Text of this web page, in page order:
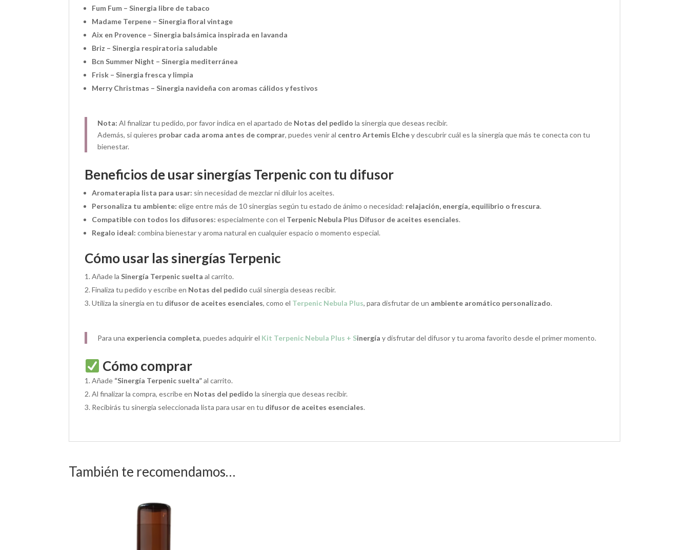
Fum Fum – Sinergia libre de tabaco
Madame Terpene – Sinergia floral vintage
Aix en Provence – Sinergia balsámica inspirada en lavanda
Briz – Sinergia respiratoria saludable
Bcn Summer Night – Sinergia mediterránea
Frisk – Sinergia fresca y limpia
Merry Christmas – Sinergia navideña con aromas cálidos y festivos
Nota: Al finalizar tu pedido, por favor indica en el apartado de Notas del pedido la sinergia que deseas recibir.
Además, si quieres probar cada aroma antes de comprar, puedes venir al centro Artemis Elchey descubrir cuál es la sinergía que más te conecta con tu
bienestar.
Beneficios de usar sinergías Terpenic con tu difusor
Aromaterapia lista para usar: sin necesidad de mezclar ni diluir los aceites.
Personaliza tu ambiente: elige entre más de 10 sinergías según tu estado de ánimo o necesidad: relajación, energía, equilibrio o frescura.
Compatible con todos los difusores: especialmente con el Terpenic Nebula Plus Difusor de aceites esenciales.
Regalo ideal: combina bienestar y aroma natural en cualquier espacio o momento especial.
Cómo usar las sinergías Terpenic
Añade laSinergía Terpenic suelta al carrito.
Finaliza tu pedido y escribe en Notas del pedido cuál sinergía deseas recibir.
Utiliza la sinergía en tu difusor de aceites esenciales, como el Terpenic Nebula Plus, para disfrutar de un ambiente aromático personalizado.
Para una experiencia completa, puedes adquirir el Kit Terpenic Nebula Plus + Sinergía y disfrutar del difusor y tu aroma favorito desde el primer momento.
Cómo comprar
Añade “Sinergía Terpenic suelta”al carrito.
Al finalizar la compra, escribe en Notas del pedido la sinergia que deseas recibir.
Recibirás tu sinergia seleccionada lista para usar en tu difusor de aceites esenciales.
También te recomendamos…